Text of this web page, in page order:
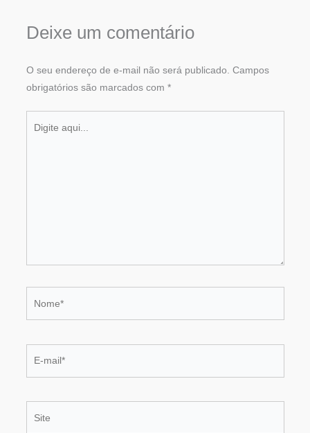
Deixe um comentário
O seu endereço de e-mail não será publicado. Campos
obrigatórios são marcados com *
aqui...